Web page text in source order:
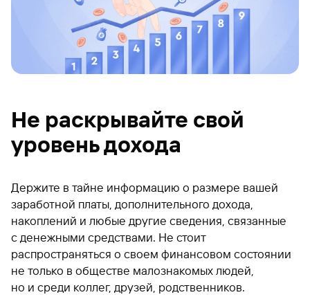
Не раскрывайте свой
уровень дохода
Держите в тайне информацию о размере вашей
заработной платы, дополнительного дохода,
накоплений и любые другие сведения, связанные
с денежными средствами. Не стоит
распространяться о своем финансовом состоянии
не только в обществе малознакомых людей,
но и среди коллег, друзей, родственников.